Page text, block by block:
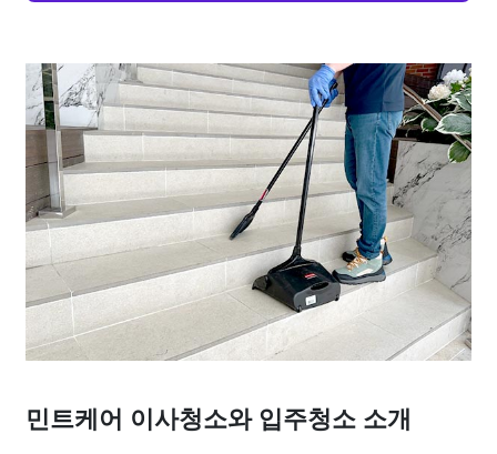
민트케어 이사청소와 입주청소 소개